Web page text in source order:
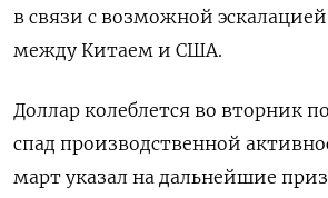
в связи с возможной
между Китаем и США.
Доллар колеблется во вторник
спад производственной
март указал на дальнейшие